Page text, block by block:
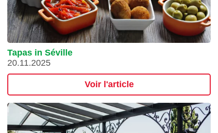
Tapas in Séville
20.11.2025
Voir l'article